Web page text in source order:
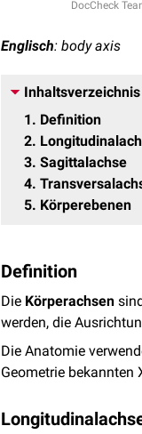
DocCheck
Englisch: body axis
Inhaltsverzeichnis
1
Definition
2
3 Sagittalachse
4
5 Körperebenen
Definition
Die Körperachsen
werden, die
Die Anatomie
Geometrie bekannten